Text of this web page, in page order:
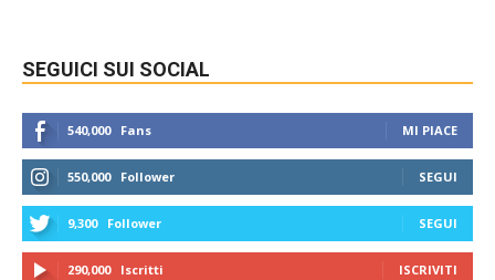
SEGUICI SUI SOCIAL
540,000 Fans MI PIACE
550,000 Follower SEGUI
9,300 Follower SEGUI
290,000 Iscritti ISCRIVITI